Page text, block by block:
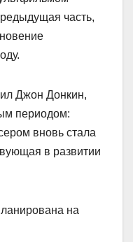
часть,
Джон Донкин,
периодом:
вновь стала
в развитии
на